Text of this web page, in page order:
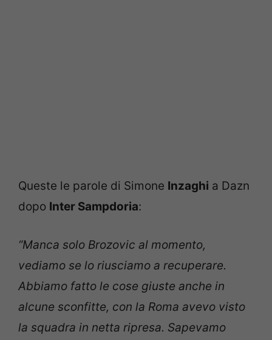
Queste le parole di Simone Inzaghi a Dazn
dopo Inter Sampdoria:
“Manca solo Brozovic al momento,
vediamo se lo riusciamo a recuperare.
Abbiamo fatto le cose giuste anche in
alcune sconfitte, con la Roma avevo visto
la squadra in netta ripresa. Sapevamo